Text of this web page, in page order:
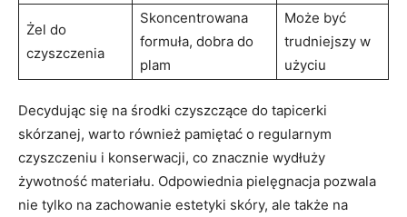
Żel do
czyszczenia
Skoncentrowana
formuła, dobra do
⁣plam
Może być‍
trudniejszy w
użyciu
Decydując się na środki czyszczące​ do tapicerki
skórzanej, warto również pamiętać o regularnym
czyszczeniu i ⁤konserwacji, co znacznie⁣ wydłuży
żywotność‌ materiału. Odpowiednia pielęgnacja pozwala​
nie tylko na zachowanie estetyki skóry, ​ale także na⁣